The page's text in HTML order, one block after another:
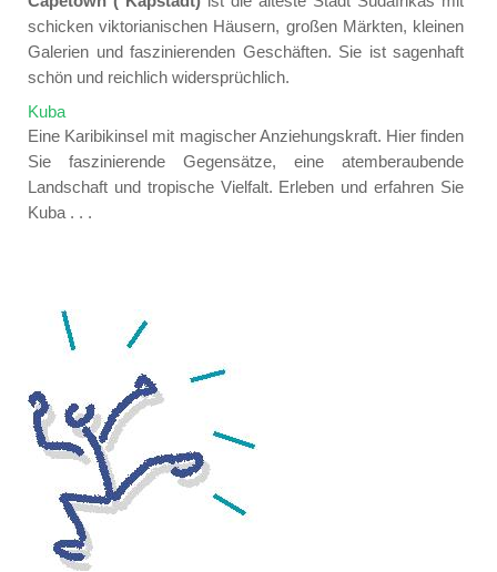
schicken viktorianischen Häusern, großen Märkten, kleinen
Galerien und faszinierenden Geschäften. Sie ist sagenhaft
schön und reichlich widersprüchlich.
Kuba
Eine Karibikinsel mit magischer Anziehungskraft. Hier finden
Sie faszinierende Gegensätze, eine atemberaubende
Landschaft und tropische Vielfalt. Erleben und erfahren Sie
Kuba . . .